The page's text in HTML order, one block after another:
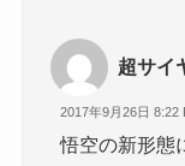
超サイ
2017年9月26日 8:22
悟空の新形態